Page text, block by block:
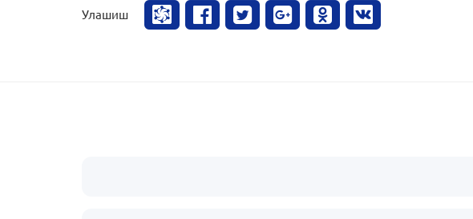
Улашиш